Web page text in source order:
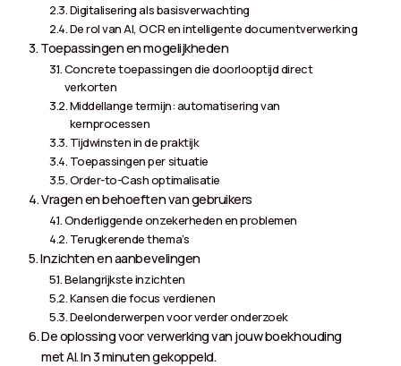
Digitalisering als basisverwachting
De rol van AI, OCR en intelligente documentverwerking
Toepassingen en mogelijkheden
Concrete toepassingen die doorlooptijd direct
verkorten
Middellange termijn: automatisering van
kernprocessen
Tijdwinsten in de praktijk
Toepassingen per situatie
Order-to-Cash optimalisatie
Vragen en behoeften van gebruikers
Onderliggende onzekerheden en problemen
Terugkerende thema’s
Inzichten en aanbevelingen
Belangrijkste inzichten
Kansen die focus verdienen
Deelonderwerpen voor verder onderzoek
De oplossing voor verwerking van jouw boekhouding
met AI. In 3 minuten gekoppeld.